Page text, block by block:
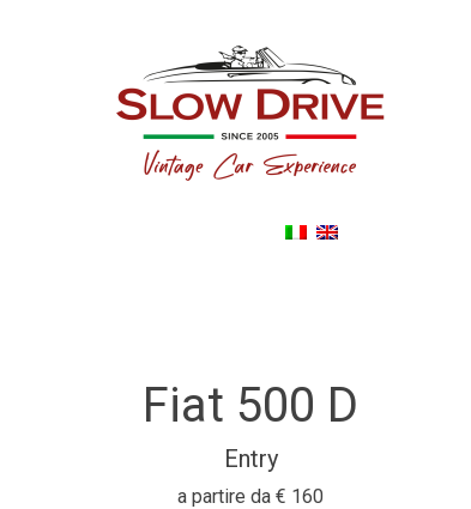
Fiat 500 D
Entry
a partire da € 160